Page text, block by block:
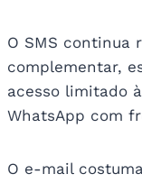
O SMS continua
complementar,
acesso limitado
WhatsApp com
O e-mail